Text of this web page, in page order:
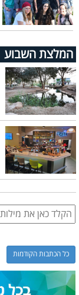
המלצת השבוע
כל הכתבות הקודמות